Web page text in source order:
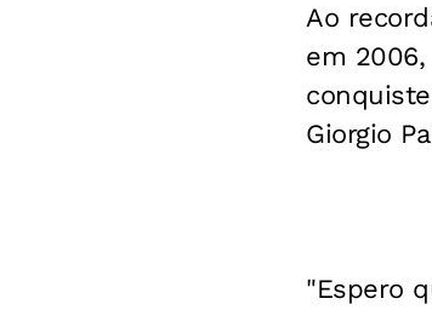
Ao
em
Giorgio
"Espero